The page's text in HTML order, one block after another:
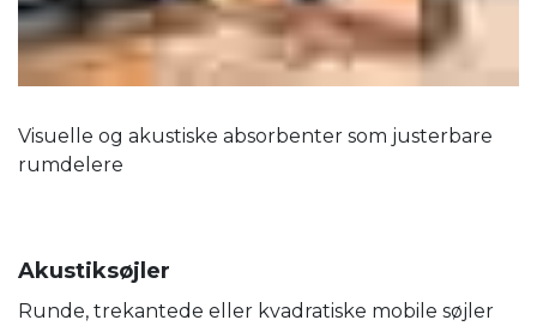
Visuelle og akustiske absorbenter som justerbare
rumdelere
Akustiksøjler
Runde, trekantede eller kvadratiske mobile søjler